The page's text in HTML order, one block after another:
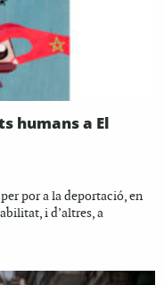
humans a El
por a la deportació, en
i d’altres, a